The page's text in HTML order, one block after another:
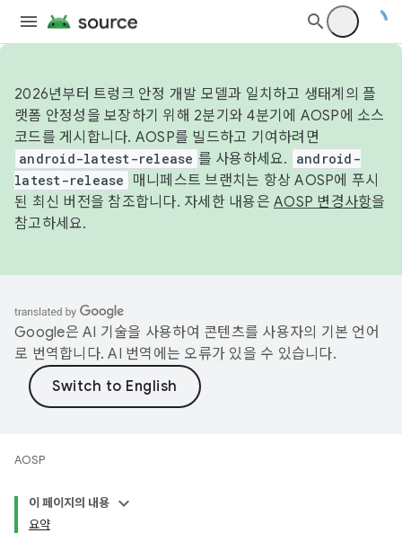
2026년부터 트렁크 안정 개발 모델과 일치하고 생태계의 플
랫폼 안정성을 보장하기 위해 2분기와 4분기에 AOSP에 소스
코드를 게시합니다. AOSP를 빌드하고 기여하려면
android-latest-release 를 사용하세요.
android-
latest-release
매니페스트 브랜치는 항상 AOSP에 푸시
된 최신 버전을 참조합니다. 자세한 내용은 AOSP 변경사항을
참고하세요.
Google은 AI 기술을 사용하여 콘텐츠를 사용자의 기본 언어
로 번역합니다. AI 번역에는 오류가 있을 수 있습니다.
AOSP
이 페이지의 내용
요약